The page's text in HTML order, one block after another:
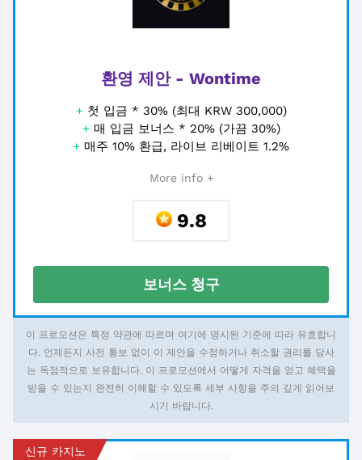
환영 제안 - Wontime
+ 첫 입금 * 30% (최대 KRW 300,000)
+ 매 입금 보너스 * 20% (가끔 30%)
+ 매주 10% 환급, 라이브 리베이트 1.2%
More info +
9.8
보너스 청구
이 프로모션은 특정 약관에 따르며 여기에 명시된 기준에 따라 유효합니
다. 언제든지 사전 통보 없이 이 제안을 수정하거나 취소할 권리를 당사
는 독점적으로 보유합니다. 이 프로모션에서 어떻게 자격을 얻고 혜택을
받을 수 있는지 완전히 이해할 수 있도록 세부 사항을 주의 깊게 읽어보
시기 바랍니다.
신규 카지노